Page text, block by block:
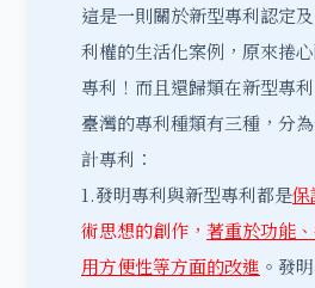
這是一則關於新型專利認定
利權的生活化案例，原來捲
專利！而且還歸類在新型專利
臺灣的專利種類有三種，分
計專利：
1.發明專利與新型專利都是保
術思想的創作， 著重於功能
用方便性等方面的改進 。發